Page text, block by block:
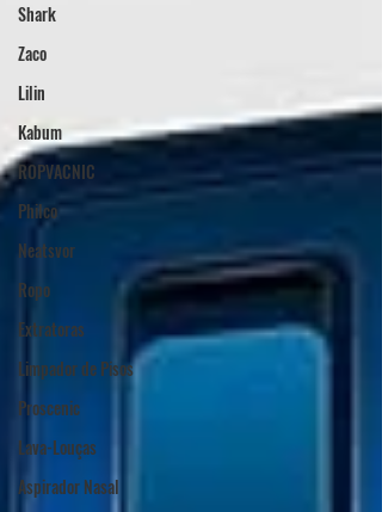
Shark
Zaco
Lilin
Kabum
ROPVACNIC
Philco
Neatsvor
Ropo
Extratoras
Limpador de Pisos
Proscenic
Lava-Louças
Aspirador Nasal